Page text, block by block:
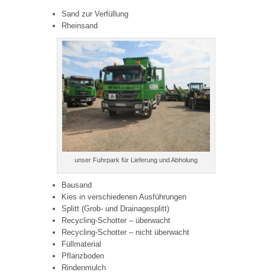
Sand zur Verfüllung
Rheinsand
unser Fuhrpark für Lieferung und Abholung
Bausand
Kies in verschiedenen Ausführungen
Splitt (Grob- und Drainagesplitt)
Recycling-Schotter – überwacht
Recycling-Schotter – nicht überwacht
Füllmaterial
Pflanzboden
Rindenmulch